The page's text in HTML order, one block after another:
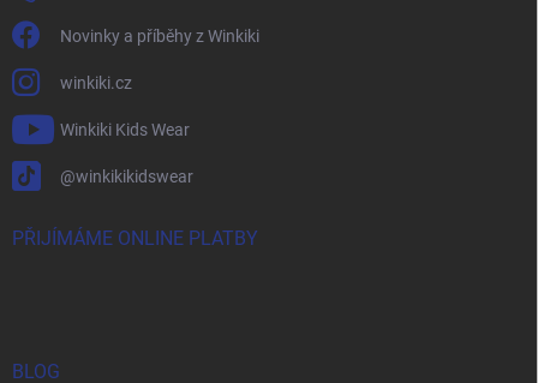
Novinky a příběhy z Winkiki
winkiki.cz
Winkiki Kids Wear
@winkikikidswear
PŘIJÍMÁME ONLINE PLATBY
BLOG